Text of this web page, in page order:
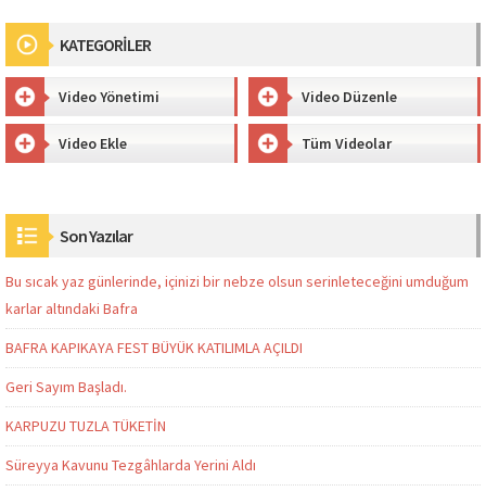
KATEGORİLER
Video Yönetimi Video Düzenle
Video Ekle Tüm Videolar
Son Yazılar
Bu sıcak yaz günlerinde, içinizi bir nebze olsun serinleteceğini umduğum
karlar altındaki Bafra
BAFRA KAPIKAYA FEST BÜYÜK KATILIMLA AÇILDI
Geri Sayım Başladı.
KARPUZU TUZLA TÜKETİN
Süreyya Kavunu Tezgâhlarda Yerini Aldı